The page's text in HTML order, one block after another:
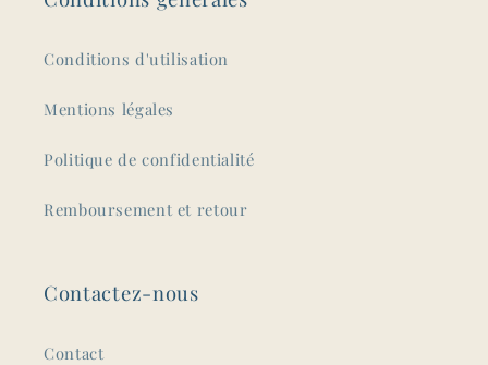
Conditions d'utilisation
Mentions légales
Politique de confidentialité
Remboursement et retour
Contactez-nous
Contact